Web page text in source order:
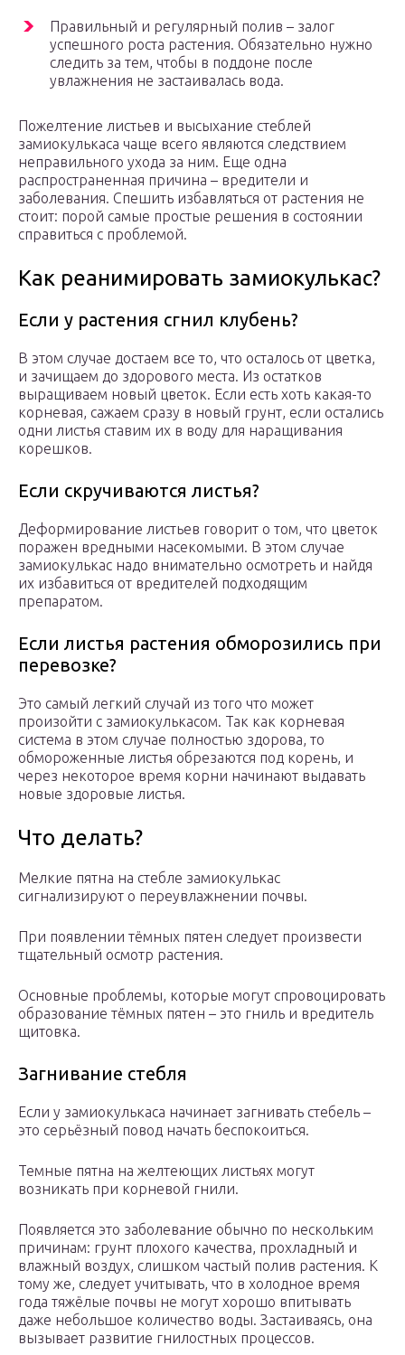
Правильный и регулярный полив – залог
успешного роста растения. Обязательно нужно
следить за тем, чтобы в поддоне после
увлажнения не застаивалась вода.
Пожелтение листьев и высыхание стеблей
замиокулькаса чаще всего являются следствием
неправильного ухода за ним. Еще одна
распространенная причина – вредители и
заболевания. Спешить избавляться от растения не
стоит: порой самые простые решения в состоянии
справиться с проблемой.
Как реанимировать замиокулькас?
Если у растения сгнил клубень?
В этом случае достаем все то, что осталось от цветка,
и зачищаем до здорового места. Из остатков
выращиваем новый цветок. Если есть хоть какая-то
корневая, сажаем сразу в новый грунт, если остались
одни листья ставим их в воду для наращивания
корешков.
Если скручиваются листья?
Деформирование листьев говорит о том, что цветок
поражен вредными насекомыми. В этом случае
замиокулькас надо внимательно осмотреть и найдя
их избавиться от вредителей подходящим
препаратом.
Если листья растения обморозились при
перевозке?
Это самый легкий случай из того что может
произойти с замиокулькасом. Так как корневая
система в этом случае полностью здорова, то
обмороженные листья обрезаются под корень, и
через некоторое время корни начинают выдавать
новые здоровые листья.
Что делать?
Мелкие пятна на стебле замиокулькас
сигнализируют о переувлажнении почвы.
При появлении тёмных пятен следует произвести
тщательный осмотр растения.
Основные проблемы, которые могут спровоцировать
образование тёмных пятен – это гниль и вредитель
щитовка.
Загнивание стебля
Если у замиокулькаса начинает загнивать стебель –
это серьёзный повод начать беспокоиться.
Темные пятна на желтеющих листьях могут
возникать при корневой гнили.
Появляется это заболевание обычно по нескольким
причинам: грунт плохого качества, прохладный и
влажный воздух, слишком частый полив растения. К
тому же, следует учитывать, что в холодное время
года тяжёлые почвы не могут хорошо впитывать
даже небольшое количество воды. Застаиваясь, она
вызывает развитие гнилостных процессов.